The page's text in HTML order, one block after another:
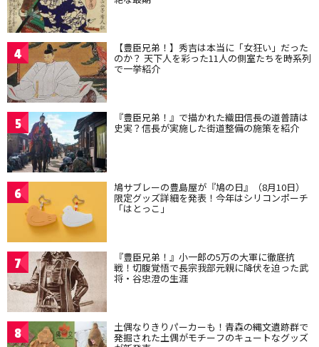
4 【豊臣兄弟！】秀吉は本当に「女狂い」だった
のか？ 天下人を彩った11人の側室たちを時系列
で一挙紹介
5 『豊臣兄弟！』で描かれた織田信長の道普請は
史実？信長が実施した街道整備の施策を紹介
6 鳩サブレーの豊島屋が『鳩の日』（8月10日）
限定グッズ詳細を発表！今年はシリコンポーチ
「はとっこ」
7 『豊臣兄弟！』小一郎の5万の大軍に徹底抗
戦！切腹覚悟で長宗我部元親に降伏を迫った武
将・谷忠澄の生涯
8 土偶なりきりパーカーも！青森の縄文遺跡群で
発掘された土偶がモチーフのキュートなグッズ